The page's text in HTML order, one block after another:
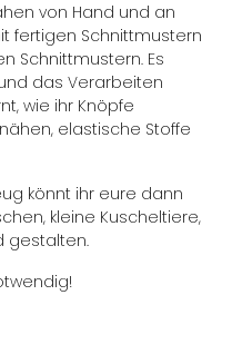
von Hand und an
fertigen Schnittmustern
Schnittmustern. Es
das Verarbeiten
wie ihr Knöpfe
elastische Stoffe
könnt ihr eure dann
kleine Kuscheltiere,
gestalten.